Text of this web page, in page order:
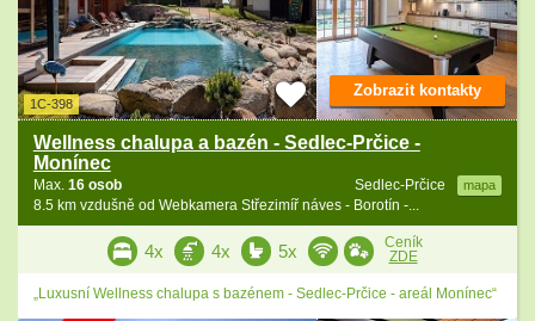
1C-398
Wellness chalupa a bazén - Sedlec-Prčice -
Monínec
Sedlec-Prčice mapa
Max. 16 osob
8.5 km vzdušně od Webkamera Střezimíř náves - Borotín -...
Zobrazit kontakty
4x 4x 5x
Ceník
ZDE
„Luxusní Wellness chalupa s bazénem - Sedlec-Prčice - areál Monínec“